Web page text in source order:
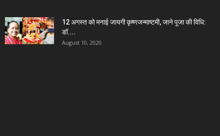
12 अगस्त को मनाई जायगी कृष्णजन्माष्टमी, जाने पूजा की विधि:
डॉ....
August 10, 2020